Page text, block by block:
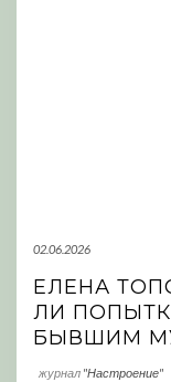
02.06.2026
ЕЛЕНА
ЛИ
БЫВШИМ
журнал "Настроение"